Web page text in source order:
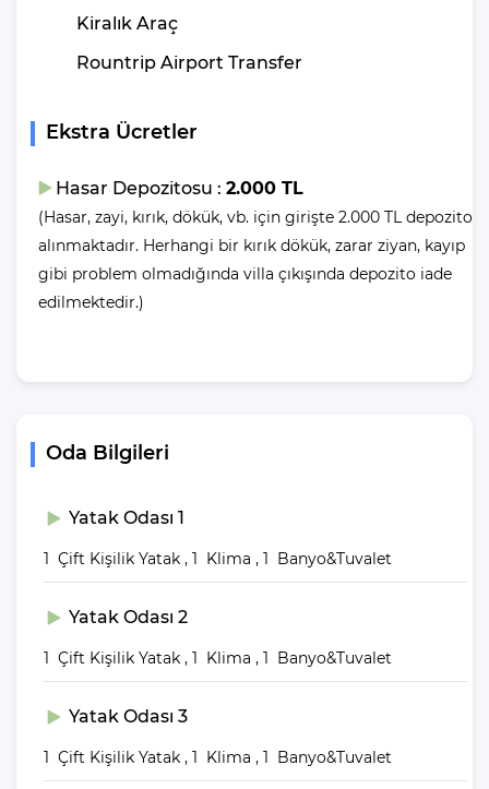
imkanı sağlamaya hazırdır.Villamızın genel konsept ve
özelliklerinden tekrar bahsedecek olursak; villamızın 1 adet
yatak,3 banyo, hareket alanı geniş bir mutfak ve 6 kişinin geniş
bulunmaktadır.
Herşeyden uzakta muhteşem bir tatil keyfi yaşamak için hemen
Kiralık Araç
Rountrip Airport Transfer
Ekstra Ücretler
Hasar Depozitosu : 2.000 TL
(Hasar, zayi, kırık, dökük, vb. için girişte 2.000 TL depozito
alınmaktadır. Herhangi bir kırık dökük, zarar ziyan, kayıp
gibi problem olmadığında villa çıkışında depozito iade
edilmektedir.)
Oda Bilgileri
Yatak Odası 1
1 Çift Kişilik Yatak , 1 Klima , 1 Banyo&Tuvalet
Yatak Odası 2
1 Çift Kişilik Yatak , 1 Klima , 1 Banyo&Tuvalet
Yatak Odası 3
1 Çift Kişilik Yatak , 1 Klima , 1 Banyo&Tuvalet